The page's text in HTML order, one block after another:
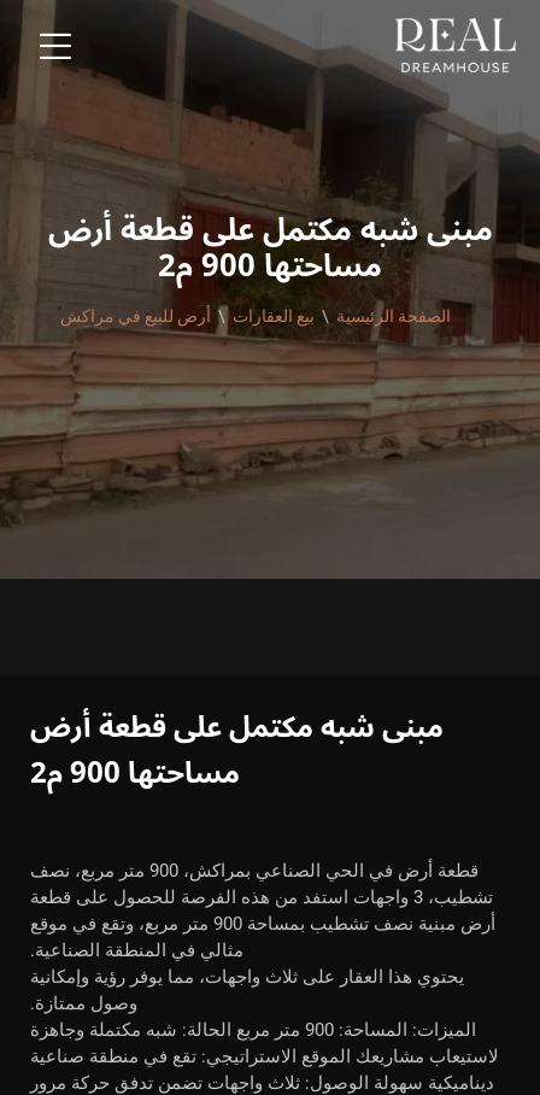
مبنى شبه مكتمل على قطعة أرض
مساحتها 900 م2
الصفحة الرئيسية بيع العقارات أرض للبيع في مراكش
مبنى شبه مكتمل على قطعة أرض
مساحتها 900 م2
قطعة أرض في الحي الصناعي بمراكش، 900 متر مربع، نصف
تشطيب، 3 واجهات استفد من هذه الفرصة للحصول على قطعة
أرض مبنية نصف تشطيب بمساحة 900 متر مربع، وتقع في موقع
مثالي في المنطقة الصناعية.
يحتوي هذا العقار على ثلاث واجهات، مما يوفر رؤية وإمكانية
وصول ممتازة.
الميزات: المساحة: 900 متر مربع الحالة: شبه مكتملة وجاهزة
لاستيعاب مشاريعك الموقع الاستراتيجي: تقع في منطقة صناعية
ديناميكية سهولة الوصول: ثلاث واجهات تضمن تدفق حركة مرور